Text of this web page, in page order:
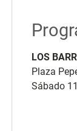
LOS
Plaza
Sábado